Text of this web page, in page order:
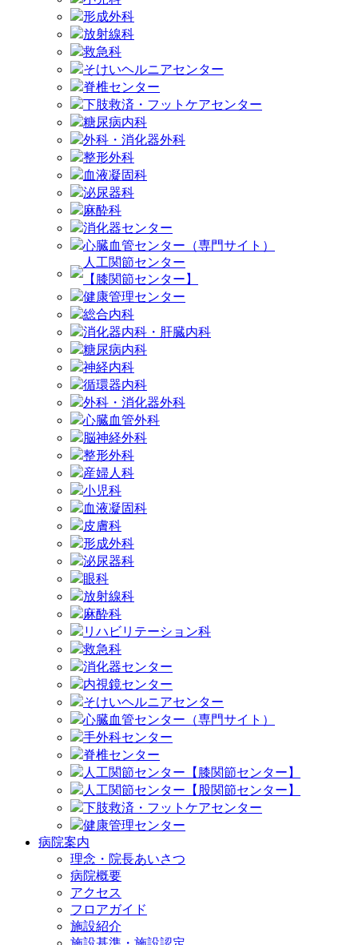
形成外科
放射線科
救急科
そけいヘルニアセンター
脊椎センター
下肢救済・フットケアセンター
糖尿病内科
外科・消化器外科
整形外科
血液凝固科
泌尿器科
麻酔科
消化器センター
心臓血管センター（専門サイト）
人工関節センター
【膝関節センター】
健康管理センター
総合内科
消化器内科・肝臓内科
糖尿病内科
神経内科
循環器内科
外科・消化器外科
心臓血管外科
脳神経外科
整形外科
産婦人科
小児科
血液凝固科
皮膚科
形成外科
泌尿器科
眼科
放射線科
麻酔科
リハビリテーション科
救急科
消化器センター
内視鏡センター
そけいヘルニアセンター
心臓血管センター（専門サイト）
手外科センター
脊椎センター
人工関節センター【膝関節センター】
人工関節センター【股関節センター】
下肢救済・フットケアセンター
健康管理センター
病院案内
理念・院長あいさつ
病院概要
アクセス
フロアガイド
施設紹介